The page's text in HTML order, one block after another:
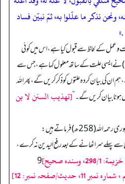
ونحن نذكر ما علّلوا به، ثمّ نبيّن فساد
کے لحاظ سے قبول کیا ہے، اس میں کوئی
نے ایسی علت کے ساتھ معلول کہا ہے، جس سے
ان کی بیان کردہ علتوں کو ذکر کریں گے، پھر اللہ
ہونا بیان کریں گے۔“[تهذيب السنن لا بن
(258ھ) فرماتے ہیں:
پہلے سر اٹھانے کے بعد رفع الیدین نہ کرے،
وسنده صحيح]
حدیث/صفحہ نمبر: 12]